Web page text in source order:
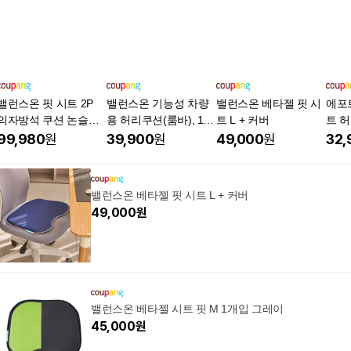
런스온 핏 시트 2P
자방석 쿠션 논슬립
편세척무료교환반품
원
밸런스온 기능성 차량
용 허리쿠션(룸바), 1
개, 블랙
39,900원
밸런스온 베타젤 핏 시
트 L + 커버
49,000원
에포
트
산
밸런스온 베타젤 핏 시트 L + 커버
49,000원
밸런스온 베타젤 시트 핏 M 1개입 그레이
45,000원